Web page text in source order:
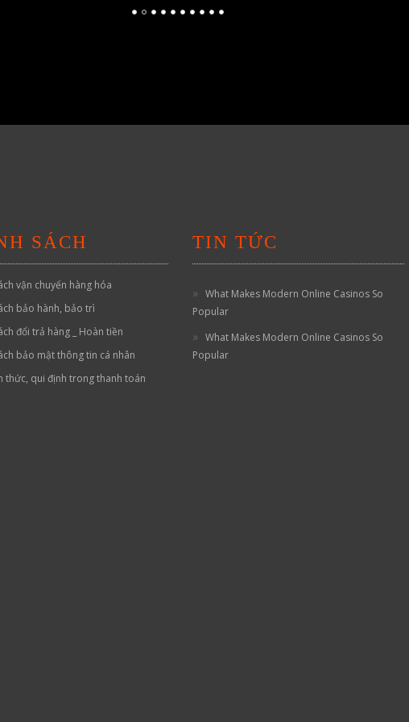
SÁCH
vận chuyển hàng hóa
bảo hành, bảo trì
đổi trả hàng _ Hoàn tiền
bảo mật thông tin cá nhân
thức, qui định trong thanh toán
TIN TỨC
What Makes Modern Online Casinos So
Popular
What Makes Modern Online Casinos So
Popular